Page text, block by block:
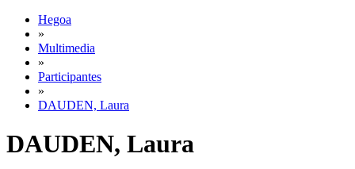
Hegoa
»
Multimedia
»
Participantes
»
DAUDEN, Laura
DAUDEN, Laura